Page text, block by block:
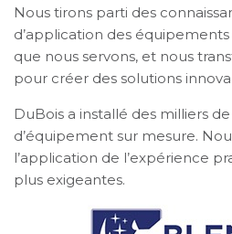
Nous tirons parti des
d’application des
que nous servons, et nous
pour créer des solutions
DuBois a installé des milliers
d’équipement sur mesure.
l’application de l’expérience
plus exigeantes.